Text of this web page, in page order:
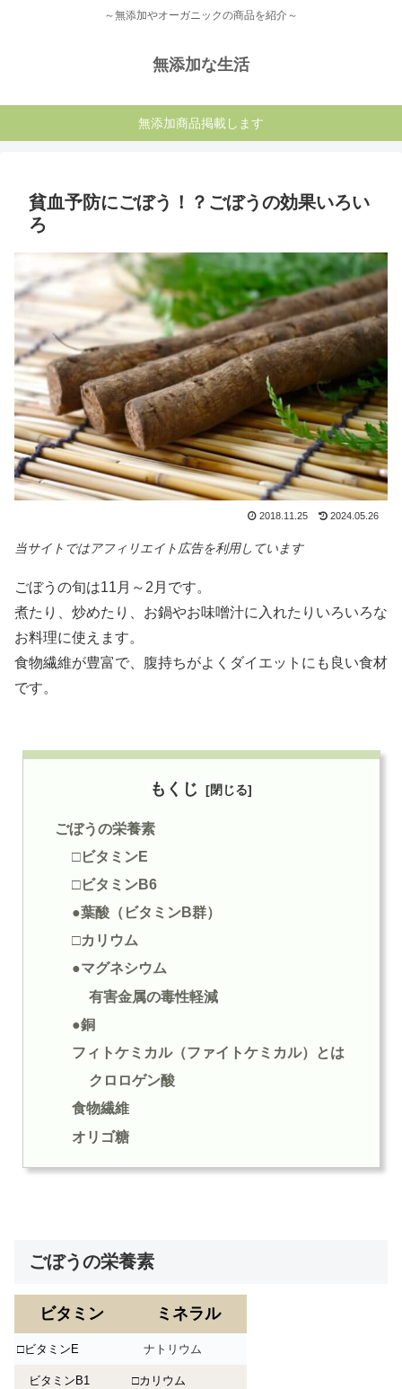
～無添加やオーガニックの商品を紹介～
無添加な生活
無添加商品掲載します
貧血予防にごぼう！？ごぼうの効果いろい
ろ
2018.11.25 2024.05.26
当サイトではアフィリエイト広告を利用しています
ごぼうの旬は11月～2月です。
煮たり、炒めたり、お鍋やお味噌汁に入れたりいろいろな
お料理に使えます。
食物繊維が豊富で、腹持ちがよくダイエットにも良い食材
です。
もくじ
ごぼうの栄養素
□ビタミンE
□ビタミンB6
●葉酸（ビタミンB群）
□カリウム
●マグネシウム
有害金属の毒性軽減
●銅
フィトケミカル（ファイトケミカル）とは
クロロゲン酸
食物繊維
オリゴ糖
ごぼうの栄養素
ビタミン ミネラル
□ビタミンE ナトリウム
ビタミンB1 □カリウム